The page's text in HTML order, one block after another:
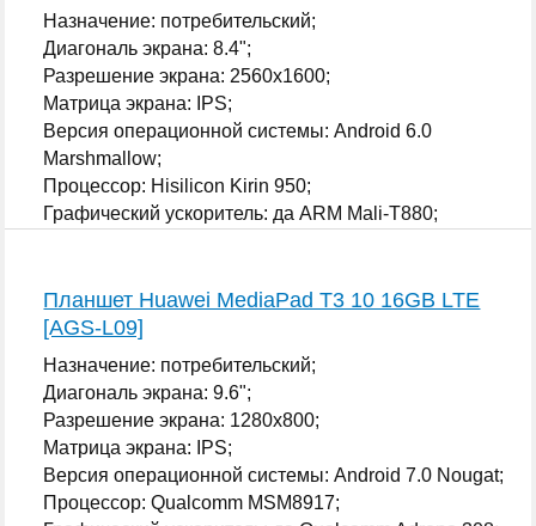
Назначение: потребительский;
Диагональ экрана: 8.4";
Разрешение экрана: 2560x1600;
Матрица экрана: IPS;
Версия операционной системы: Android 6.0
Marshmallow;
Процессор: Hisilicon Kirin 950;
Графический ускоритель: да ARM Mali-T880;
Планшет Huawei MediaPad T3 10 16GB LTE
[AGS-L09]
Назначение: потребительский;
Диагональ экрана: 9.6";
Разрешение экрана: 1280x800;
Матрица экрана: IPS;
Версия операционной системы: Android 7.0 Nougat;
Процессор: Qualcomm MSM8917;